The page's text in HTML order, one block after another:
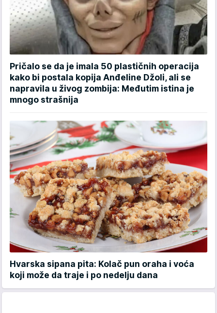
Pričalo se da je imala 50 plastičnih operacija
kako bi postala kopija Anđeline Džoli, ali se
napravila u živog zombija: Međutim istina je
mnogo strašnija
Hvarska sipana pita: Kolač pun oraha i voća
koji može da traje i po nedelju dana